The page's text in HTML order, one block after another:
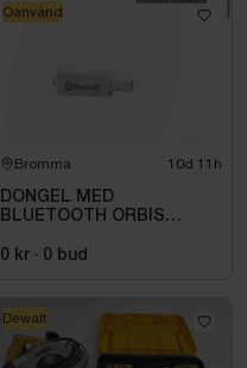
Bromma 10d 11h
DONGEL MED
BLUETOOTH ORBIS
0 kr · 0 bud
Oanvänd
Dewalt